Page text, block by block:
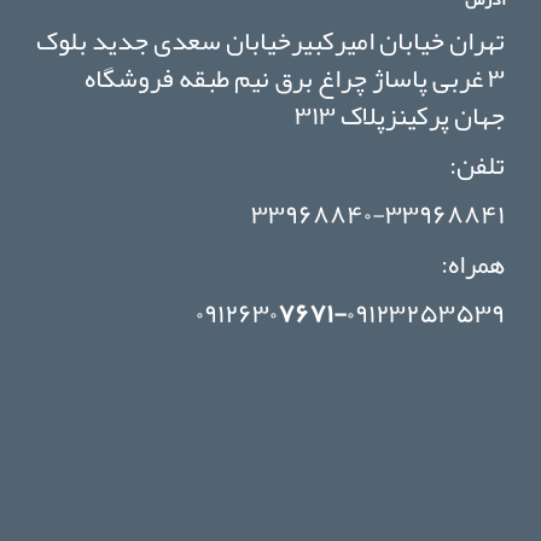
تهران خیابان امیرکبیرخیابان سعدی جدید بلوک
۳ غربی پاساژ چراغ برق نیم طبقه فروشگاه
جهان پرکینزپلاک ۳۱۳
تلفن:
۳۳۹۶۸۸۴۰-۳۳۹۶۸۸۴۱
همراه:
۰۹۱۲۶۳۰۷۶۷۱-۰۹۱۲۳۲۵۳۵۳۹